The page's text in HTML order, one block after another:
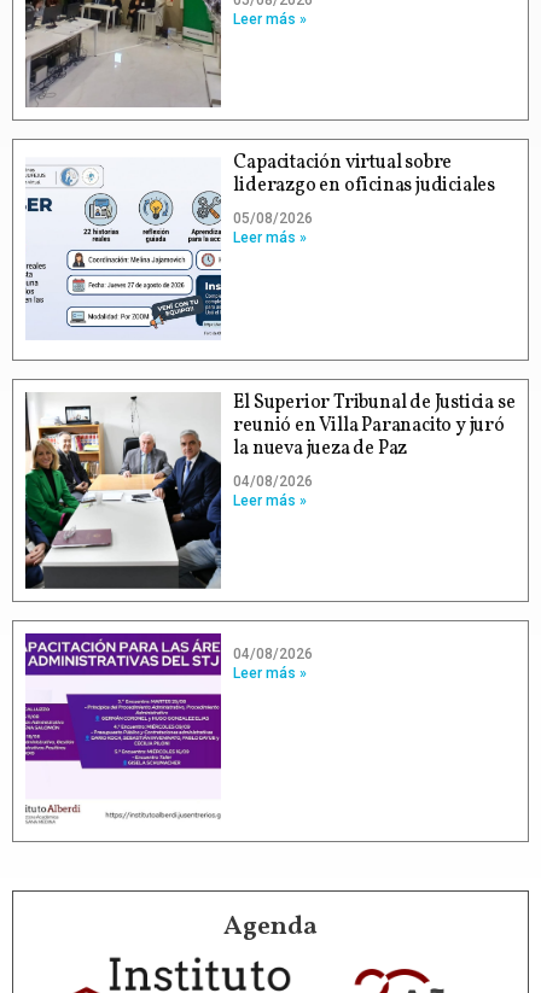
Leer más »
Capacitación virtual sobre
liderazgo en oficinas judiciales
05/08/2026
Leer más »
El Superior Tribunal de Justicia se
reunió en Villa Paranacito y juró
la nueva jueza de Paz
04/08/2026
Leer más »
04/08/2026
Leer más »
Agenda